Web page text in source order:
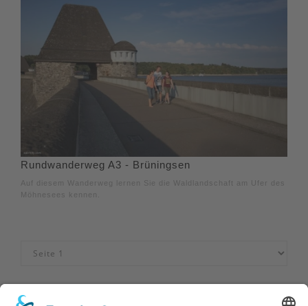
Rundwanderweg A3 - Brüningsen
Auf diesem Wanderweg lernen Sie die Waldlandschaft am Ufer des
Möhnesees kennen.